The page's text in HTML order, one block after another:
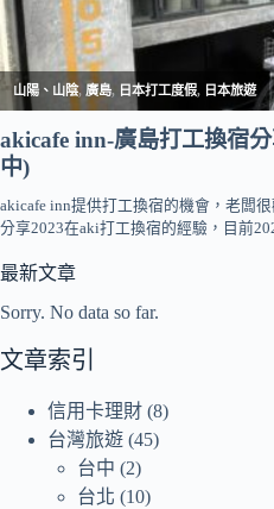
最新文章
Sorry. No data so far.
文章索引
信用卡理財 (8)
台灣旅遊 (45)
台中 (2)
台北 (10)